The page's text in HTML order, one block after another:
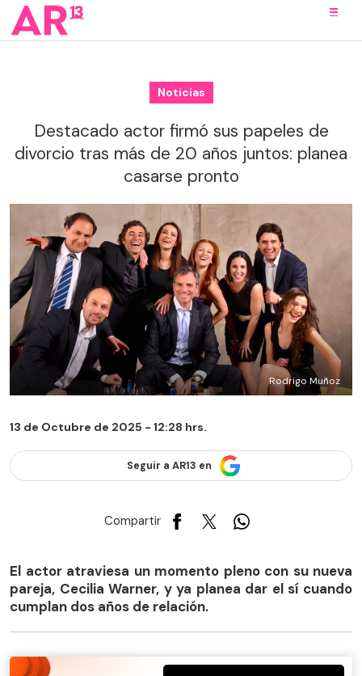
Noticias
Destacado actor firmó sus papeles de
divorcio tras más de 20 años juntos: planea
casarse pronto
Rodrigo Muñoz
13 de Octubre de 2025 - 12:28 hrs.
Seguir a AR13 en
Compartir
El actor atraviesa un momento pleno con su nueva
pareja, Cecilia Warner, y ya planea dar el sí cuando
cumplan dos años de relación.